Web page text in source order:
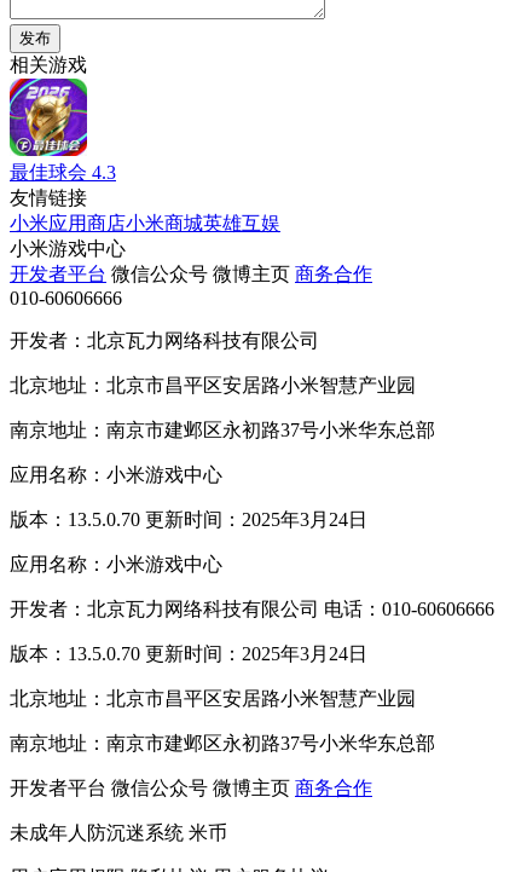
发布
相关游戏
最佳球会 4.3
友情链接
小米应用商店小米商城英雄互娱
小米游戏中心
开发者平台 微信公众号 微博主页 商务合作
010-60606666
开发者：北京瓦力网络科技有限公司
北京地址：北京市昌平区安居路小米智慧产业园
南京地址：南京市建邺区永初路37号小米华东总部
应用名称：小米游戏中心
版本：13.5.0.70 更新时间：2025年3月24日
应用名称：小米游戏中心
开发者：北京瓦力网络科技有限公司 电话：010-60606666
版本：13.5.0.70 更新时间：2025年3月24日
北京地址：北京市昌平区安居路小米智慧产业园
南京地址：南京市建邺区永初路37号小米华东总部
开发者平台 微信公众号 微博主页 商务合作
未成年人防沉迷系统 米币